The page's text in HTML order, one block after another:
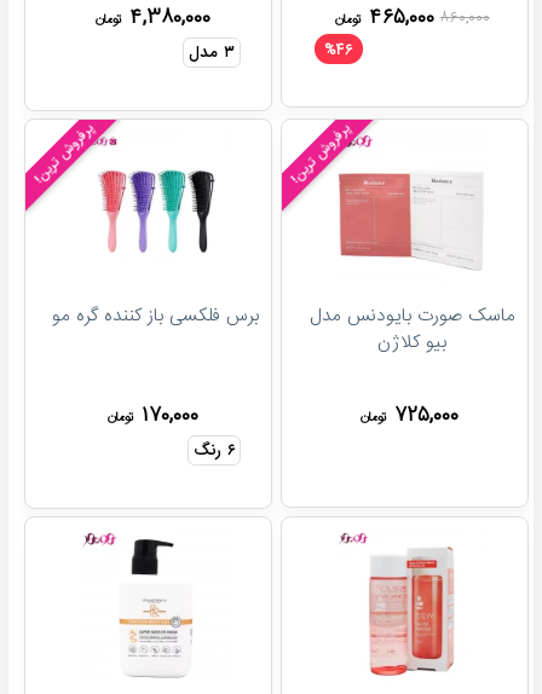
۸۶۰,۰۰۰ ۴۶۵,۰۰۰ تومان
%۴۶
۴,۳۸۰,۰۰۰ تومان
۳ مدل
پرفروش ترین!
ماسک صورت بایودنس مدل
بیو کلاژن
۷۲۵,۰۰۰ تومان
پرفروش ترین!
برس فلکسی باز کننده گره مو
۱۷۰,۰۰۰ تومان
۶ رنگ